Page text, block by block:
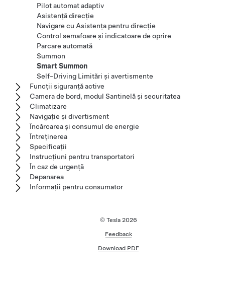
Pilot automat adaptiv
Asistență direcție
Navigare cu Asistența pentru direcție
Control semafoare și indicatoare de oprire
Parcare automată
Summon
Smart Summon
Self-Driving Limitări și avertismente
Funcții siguranță active
Camera de bord, modul Santinelă și securitatea
Climatizare
Navigație și divertisment
Încărcarea și consumul de energie
Întreținerea
Specificații
Instrucțiuni pentru transportatori
În caz de urgență
Depanarea
Informații pentru consumator
© Tesla 2026
Feedback
Download PDF